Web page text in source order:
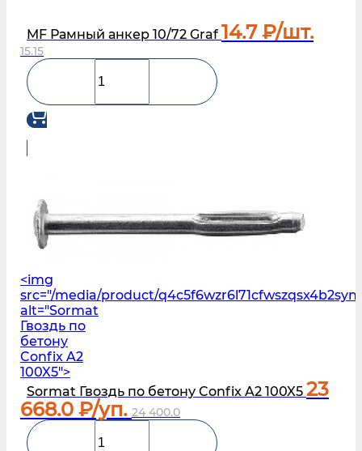
MF Рамный анкер 10/72 Graf 14.7₽/шт.
15.15
<img
src="/media/product/
alt="Sormat
Гвоздь по
бетону
Confix A2
100X5">
Sormat Гвоздь по бетону Confix A2 100X5 23
668.0 ₽/уп. 24 400.0